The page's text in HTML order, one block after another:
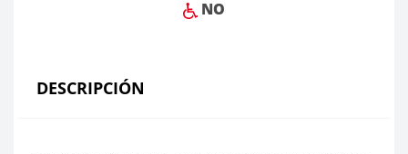
NO
DESCRIPCIÓN